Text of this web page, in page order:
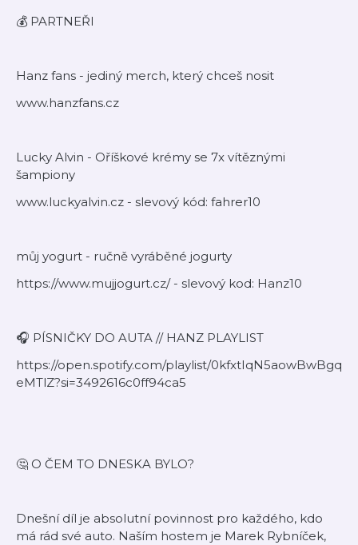
💰 PARTNEŘI
Hanz fans - jediný merch, který chceš nosit
www.hanzfans.cz
Lucky Alvin - Oříškové krémy se 7x vítěznými
šampiony
www.luckyalvin.cz - slevový kód: fahrer10
můj yogurt - ručně vyráběné jogurty
https://www.mujjogurt.cz/ - slevový kod: Hanz10
🎧 PÍSNIČKY DO AUTA // HANZ PLAYLIST
https://open.spotify.com/playlist/0kfxtIqN5aowBwBgq
eMTlZ?si=3492616c0ff94ca5
🤔 O ČEM TO DNESKA BYLO?
Dnešní díl je absolutní povinnost pro každého, kdo
má rád své auto. Naším hostem je Marek Rybníček,